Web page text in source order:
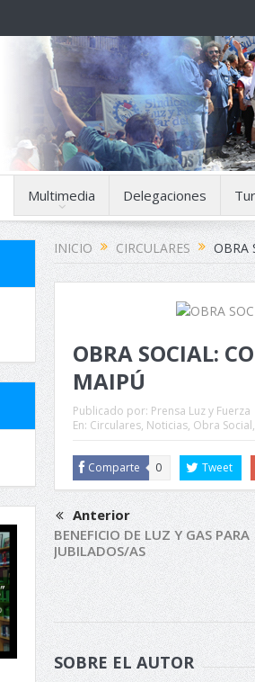
Multimedia Delegaciones
INICIO CIRCULARES OBRA
OBRA SOCIAL:
MAIPÚ
Publicado por: Prensa Luz y Fuerza
En: Circulares, Noticias, Obra Social,
Comparte 0 Tweet
Anterior
BENEFICIO DE LUZ Y GAS PARA
JUBILADOS/AS
SOBRE EL AUTOR